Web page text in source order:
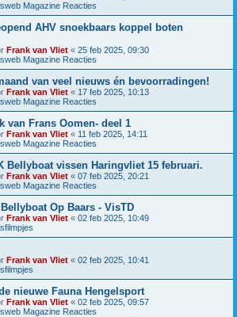
Magazine Reacties
AHV snoekbaars koppel boten
Frank van Vliet « 25 feb 2025, 09:30
Magazine Reacties
van veel nieuws én bevoorradingen!
Frank van Vliet « 17 feb 2025, 10:13
Magazine Reacties
van Frans Oomen- deel 1
Frank van Vliet « 11 feb 2025, 14:11
Magazine Reacties
Bellyboat vissen Haringvliet 15 februari.
Frank van Vliet « 07 feb 2025, 20:21
Magazine Reacties
Op Baars - VisTD
Frank van Vliet « 02 feb 2025, 10:49
Frank van Vliet « 02 feb 2025, 10:41
nieuwe Fauna Hengelsport
Frank van Vliet « 02 feb 2025, 09:57
Magazine Reacties